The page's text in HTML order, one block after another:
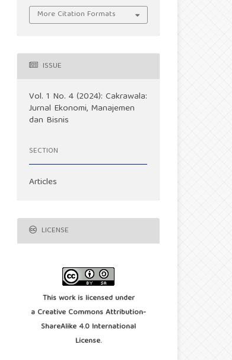
More Citation Formats
ISSUE
Vol. 1 No. 4 (2024): Cakrawala:
Jurnal Ekonomi, Manajemen
dan Bisnis
SECTION
Articles
LICENSE
This work is licensed under
a Creative Commons Attribution-
ShareAlike 4.0 International
License.